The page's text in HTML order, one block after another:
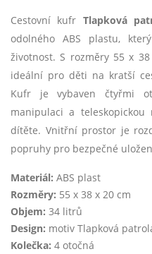
Cestovní kufr Tlapková
odolného ABS plastu,
životnost. S rozměry 55 x
ideální pro děti na kratší
Kufr je vybaven čtyřmi
manipulaci a teleskopickou
dítěte. Vnitřní prostor je
popruhy pro bezpečné
Materiál: ABS plast
Rozměry: 55 x 38 x 20 cm
Objem: 34 litrů
Design: motiv Tlapková
Kolečka: 4 otočná